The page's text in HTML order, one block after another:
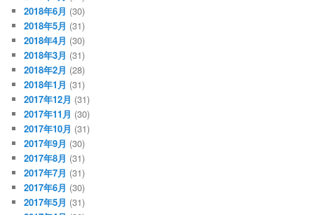
2018年6月 (30)
2018年5月 (31)
2018年4月 (30)
2018年3月 (31)
2018年2月 (28)
2018年1月 (31)
2017年12月 (31)
2017年11月 (30)
2017年10月 (31)
2017年9月 (30)
2017年8月 (31)
2017年7月 (31)
2017年6月 (30)
2017年5月 (31)